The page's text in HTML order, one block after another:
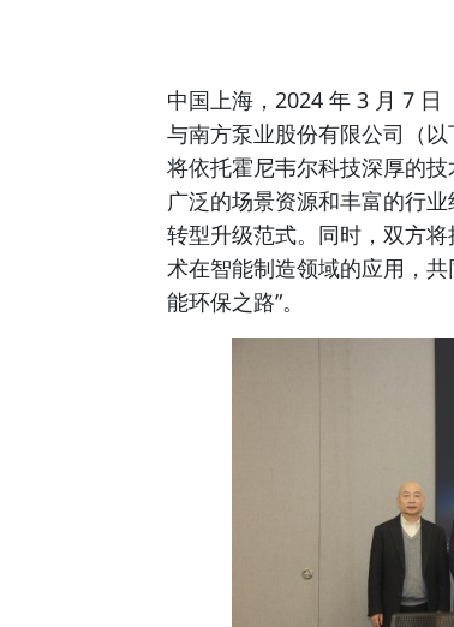
中国上海，2024 年 3 月 7 日
与南方泵业股份有限公司（
将依托霍尼韦尔科技深厚的
广泛的场景资源和丰富的行
转型升级范式。同时，双方
术在智能制造领域的应用，共
能环保之路”。